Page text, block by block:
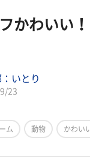
かわいい
いとり
23
ム 動物 かわい